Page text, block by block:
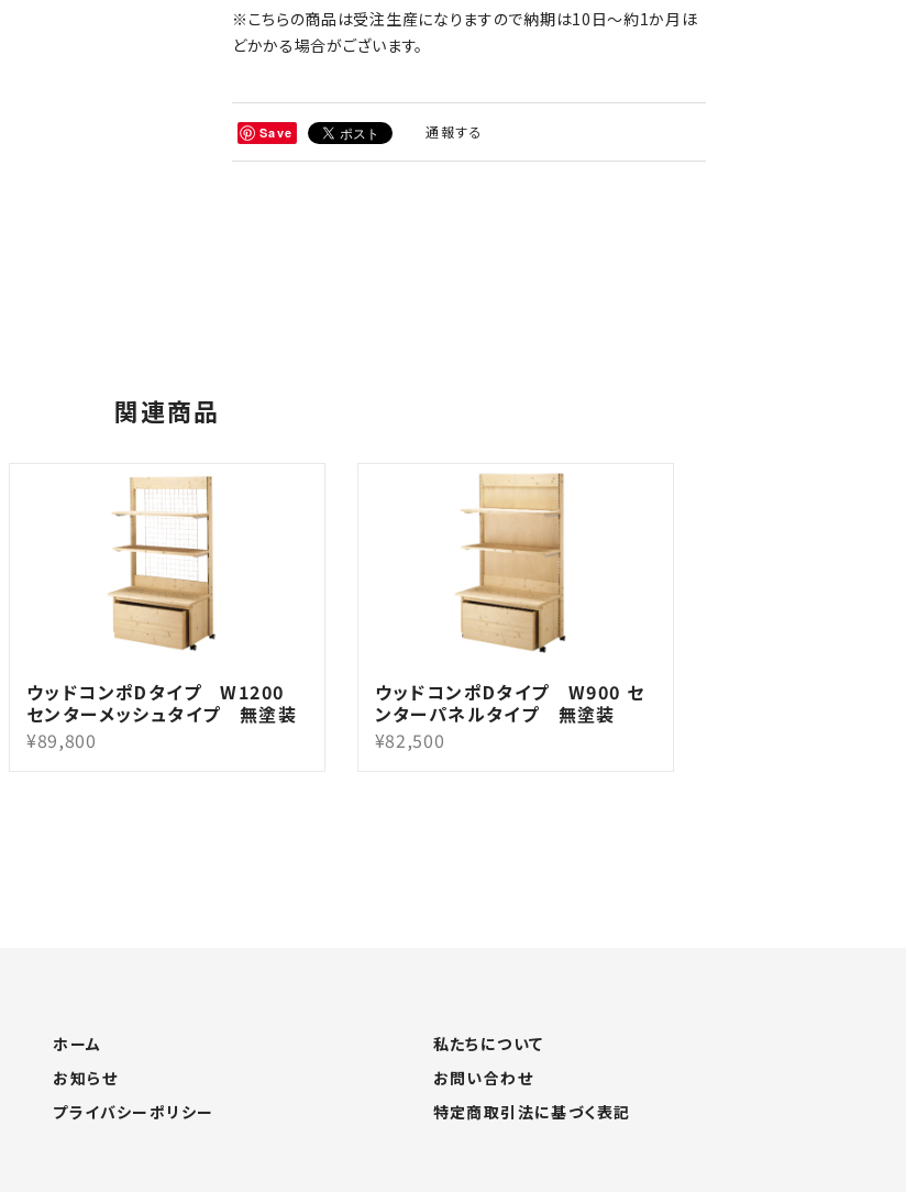
※こちらの商品は受注生産になりますので納期は10日～約1か月ほ
どかかる場合がございます。
Save 通報する
関連商品
ウッドコンポDタイプ W1200
センターメッシュタイプ 無塗装
¥89,800
ウッドコンポDタイプ W900 セ
ンターパネルタイプ 無塗装
¥82,500
ホーム
私たちについて
お知らせ
お問い合わせ
プライバシーポリシー
特定商取引法に基づく表記